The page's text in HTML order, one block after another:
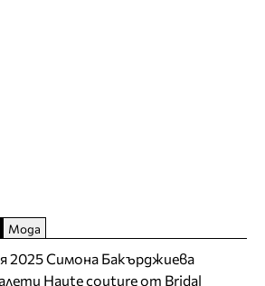
Мода
2025 Симона Бакърджиева
Haute couture от Bridal